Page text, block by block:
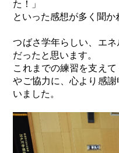
た！」
といった感想が多く聞か
つばさ学年らしい、エ
だったと思います。
これまでの練習を支え
やご協力に、心より感
いました。